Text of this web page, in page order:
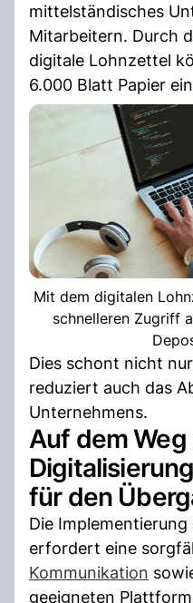
mittelständisches
Mitarbeitern. Durch
digitale Lohnzettel
6.000 Blatt Papier
Mit dem digitalen
schnelleren Zugriff
Dies schont nicht
reduziert auch das
Unternehmens.
Auf dem Weg
für den
Die
erfordert eine
Kommunikation
geeigneten